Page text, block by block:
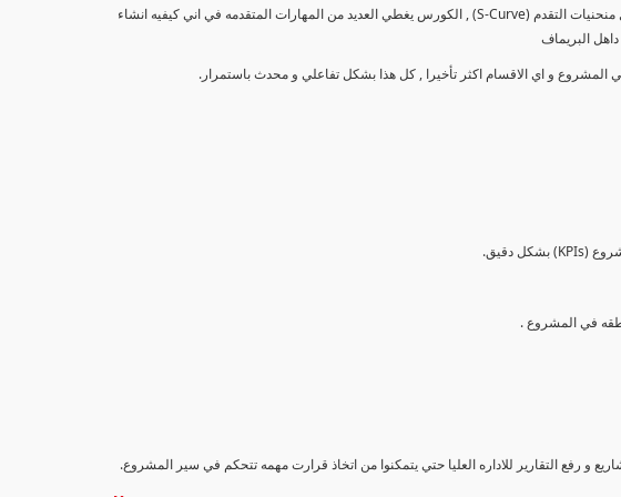
تهدف هذه الدورة إلى تزويد المشاركين بالمهارات والمعرفة اللازمة لإنشاء وتحليل منحنيات التقدم (S-Curve) , الكورس يغطي العديد من المهارات المتقدمه في اني كيفيه انشاء
و رفع التقارير للاداره العليا حتي يتمكنوا من اتخاذ قرارت مهمه تتحكم في سير المشروع.